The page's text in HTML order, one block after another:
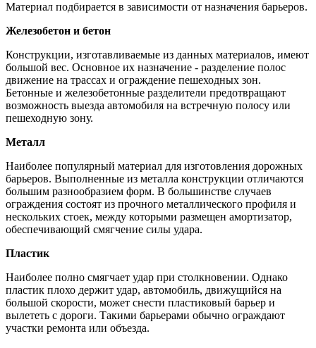
Материал подбирается в зависимости от назначения барьеров.
Железобетон и бетон
Конструкции, изготавливаемые из данных материалов, имеют
большой вес. Основное их назначение - разделение полос
движение на трассах и ограждение пешеходных зон.
Бетонные и железобетонные разделители предотвращают
возможность выезда автомобиля на встречную полосу или
пешеходную зону.
Металл
Наиболее популярный материал для изготовления дорожных
барьеров. Выполненные из металла конструкции отличаются
большим разнообразием форм. В большинстве случаев
ограждения состоят из прочного металлического профиля и
нескольких стоек, между которыми размещен амортизатор,
обеспечивающий смягчение силы удара.
Пластик
Наиболее полно смягчает удар при столкновении. Однако
пластик плохо держит удар, автомобиль, движущийся на
большой скорости, может снести пластиковый барьер и
вылететь с дороги. Такими барьерами обычно ограждают
участки ремонта или объезда.